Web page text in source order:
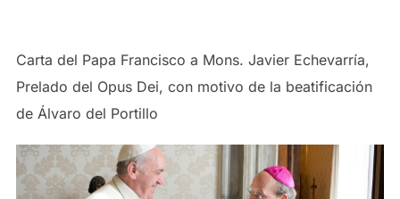
Carta del Papa Francisco a Mons. Javier Echevarría,
Prelado del Opus Dei, con motivo de la beatificación
de Álvaro del Portillo